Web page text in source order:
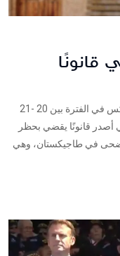
قانونًا
شييك: حنان العلي نشرت حسابات على منصة إكس في الفترة بين 20 -21
أصدر قانونًا يقضي بحظر
في طاجيكستان، وهي